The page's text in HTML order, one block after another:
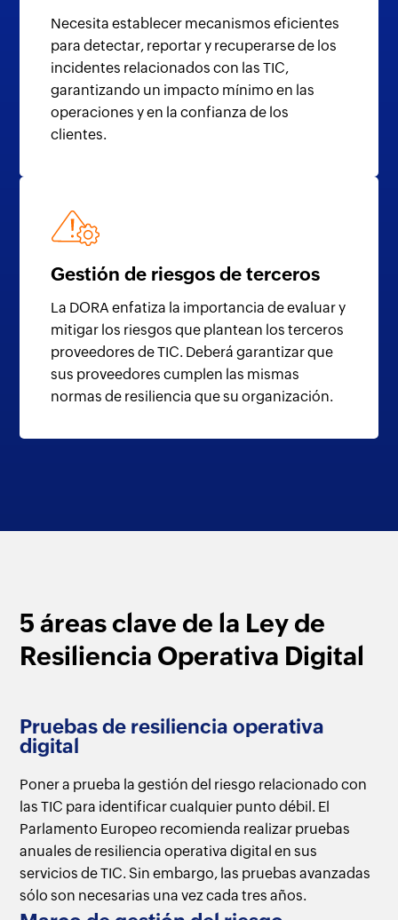
Necesita establecer mecanismos eficientes
para detectar, reportar y recuperarse de los
incidentes relacionados con las TIC,
garantizando un impacto mínimo en las
operaciones y en la confianza de los
clientes.
Gestión de riesgos de terceros
La DORA enfatiza la importancia de evaluar y
mitigar los riesgos que plantean los terceros
proveedores de TIC. Deberá garantizar que
sus proveedores cumplen las mismas
normas de resiliencia que su organización.
5 áreas clavede la Ley de
Resiliencia Operativa Digital
Pruebas de resiliencia operativa
digital
Poner a prueba la gestión del riesgo relacionado con
las TIC para identificar cualquier punto débil. El
Parlamento Europeo recomienda realizar pruebas
anuales de resiliencia operativa digital en sus
servicios de TIC. Sin embargo, las pruebas avanzadas
sólo son necesarias una vez cada tres años.